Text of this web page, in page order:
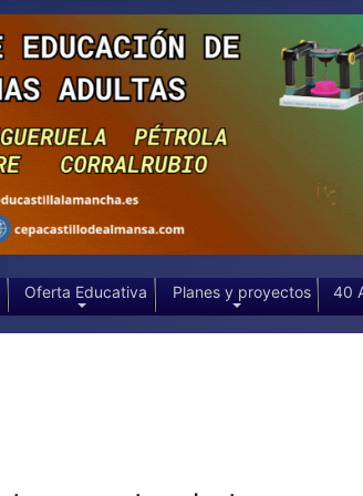
Oferta Educativa Planes y proyectos 40